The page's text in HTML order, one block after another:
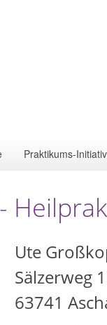
Praktikums-
Ute
Sälzerweg
63741